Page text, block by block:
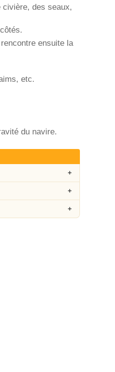
civière, des seaux,
ensuite la
etc.
du navire.